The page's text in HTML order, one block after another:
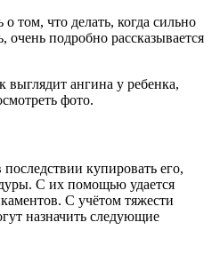
том, что делать, когда сильно
очень подробно рассказывается
выглядит ангина у ребенка,
фото.
купировать его,
С их помощью удается
С учётом тяжести
назначить следующие